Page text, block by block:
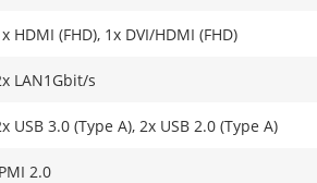
HDMI (FHD), 1x DVI/HDMI (FHD)
LAN1Gbit/s
USB 3.0 (Type A), 2x USB 2.0 (Type A)
2.0